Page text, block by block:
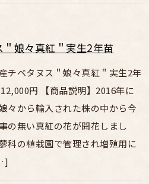
娘々真紅＂実生2年苗
チベタヌス＂娘々真紅＂実生2年
円 【商品説明】2016年に
々から輸入された株の中から今
の無い真紅の花が開花しまし
科の植栽園で管理され増殖用に